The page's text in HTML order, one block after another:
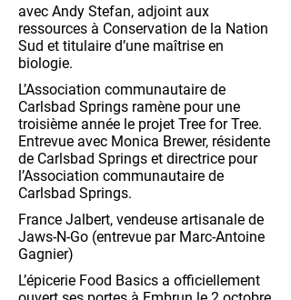
avec Andy Stefan, adjoint aux
ressources à Conservation de la Nation
Sud et titulaire d’une maîtrise en
biologie.
L’Association communautaire de
Carlsbad Springs ramène pour une
troisième année le projet Tree for Tree.
Entrevue avec Monica Brewer, résidente
de Carlsbad Springs et directrice pour
l’Association communautaire de
Carlsbad Springs.
France Jalbert, vendeuse artisanale de
Jaws-N-Go (entrevue par Marc-Antoine
Gagnier)
L’épicerie Food Basics a officiellement